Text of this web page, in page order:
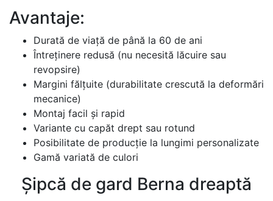
Avantaje:
Durată de viaţă de până la 60 de ani
Întreținere redusă (nu necesită lăcuire sau
revopsire)
Margini fălţuite (durabilitate crescută la deformări
mecanice)
Montaj facil şi rapid
Variante cu capăt drept sau rotund
Posibilitate de producție la lungimi personalizate
Gamă variată de culori
Șipcă de gard Berna dreaptă